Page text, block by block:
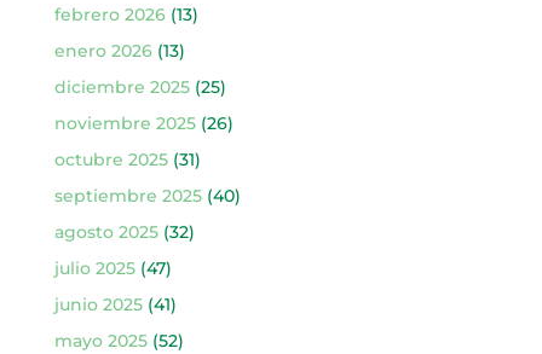
febrero 2026(13)
enero 2026(13)
diciembre 2025(25)
noviembre 2025(26)
octubre 2025(31)
septiembre 2025(40)
agosto 2025(32)
julio 2025(47)
junio 2025(41)
mayo 2025(52)